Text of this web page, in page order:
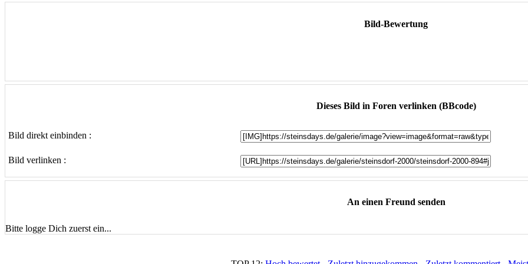
Bild-Bewertung
Dieses Bild in Foren verlinken (BBcode)
Bild direkt einbinden :
Bild verlinken :
An einen Freund senden
Bitte logge Dich zuerst ein...